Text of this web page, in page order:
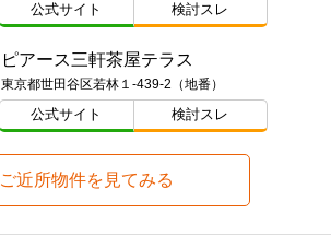
公式サイト 検討スレ
ピアース三軒茶屋テラス
東京都世田谷区若林１-439-2（地番）
公式サイト 検討スレ
ご近所物件を見てみる